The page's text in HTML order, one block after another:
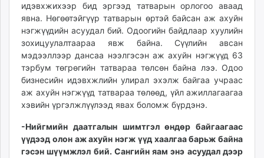
идэвхжихээр бид эргээд татварын орлогоо аваад
явна. Нөгөөтэйгүүр татварын өртэй байсан аж ахуйн
нэгжүүдийн асуудал бий. Одоогийн байдлаар хуулийн
зохицуулалтаараа явж байна. Сүүлийн авсан
мэдээллээр дансаа нээлгэсэн аж ахуйн нэгжүүд 63
тэрбум төгрөгийн татвараа төлсөн байна лээ. Одоо
бизнесийн идэвхжлийн улирал эхэлж байгаа учраас
аж ахуйн нэгжүүд татвараа төлөөд, үйл ажиллагаагаа
хэвийн үргэлжлүүлээд явах боломж бүрдэнэ.
-Нийгмийн даатгалын шимтгэл өндөр байгаагаас
үүдээд олон аж ахуйн нэгж үүд хаалгаа барьж байна
гэсэн шүүмжлэл бий. Сангийн яам энэ асуудал дээр